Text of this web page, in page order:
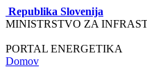
Republika Slovenija
MINISTRSTVO ZA
PORTAL ENERGETIKA
Domov